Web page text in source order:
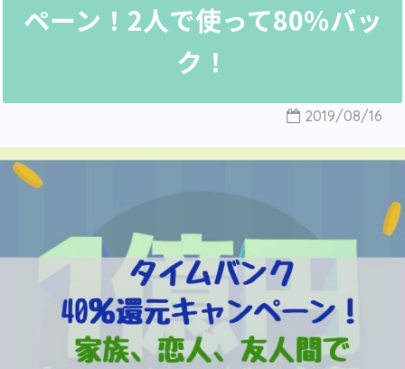
ペーン！2人で使って80％バッ
ク！
2019/08/16